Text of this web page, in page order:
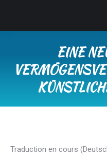
EINE
Traduction en cours